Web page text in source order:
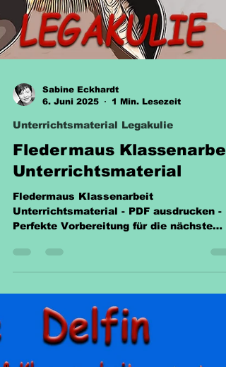
6. Juni 2025
Unterrichtsmaterial Legakulie
Fledermaus
Unterrichtsmaterial
Fledermaus Klassenarbeit
Unterrichtsmaterial - PDF ausdrucken -